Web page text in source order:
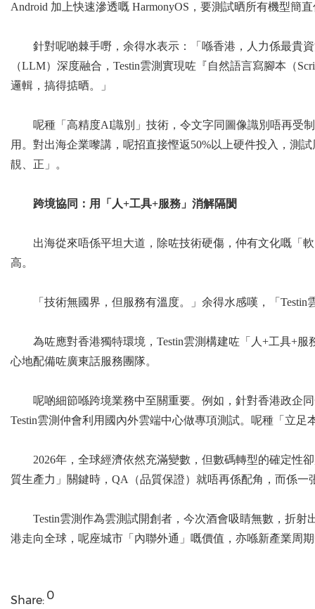
Android 加上快速滲透嘅 HarmonyOS，要測試晒所有機型簡
針對呢啲棘手嘢，余得水表示：「喺香港，人力係最貴
（LLM）深度融合，Testin雲測實現咗『自然語言寫腳本（
邏輯，搞得掂晒。」
呢種「高精度AI識別」技術，令文字同圖像識別唔再受
用。對出海企業嚟講，呢招直接慳返50%以上硬件投入，測
靚、正」。
跨境協同：用「人+工具+服務」消解隔閡
出海從來唔係平坦大道，除咗技術硬傷，仲有文化嘅「
高。
「技術無國界，但服務有溫度。」余得水感嘆，「
為咗應對香港獨特環境，Testin雲測構建咗「人+工具+
心地配備咗廣東話服務團隊。
呢啲細節喺跨境業務中至關重要。例如，針對香港政企
Testin雲測仲會利用國內外雲端中心做專項測試。呢種「立
2026年，全球經濟依然充滿變數，但數碼轉型的確定性
質生產力」關鍵時，QA（品質保證）就唔再係配角，而係一
Testin雲測作為雲測試開創者，今次酒會吸睛無數，折
港走向全球，呢座城市「內聯外通」嘅價值，亦喺新產業周
Share: 0